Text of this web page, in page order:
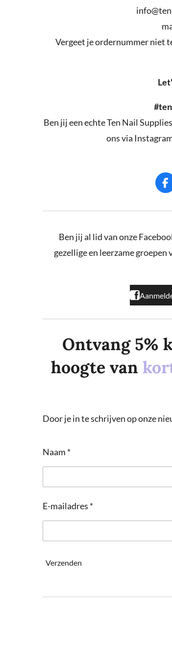
Vergeet je ordernummer niet
Ben jij een echte Ten Nail
ons via
F
a
o
k
Ben jij al lid van onze
gezellige en leerzame
Ontvang 5%
hoogte van
Door je in te schrijven op onze
Naam *
E-mailadres *
Verzenden